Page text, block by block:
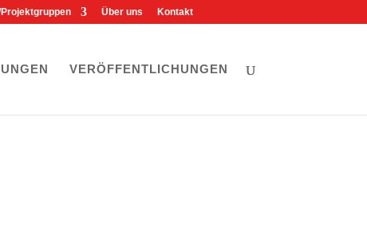
Über uns Kontakt
VERÖFFENTLICHUNGEN